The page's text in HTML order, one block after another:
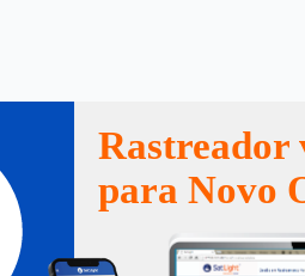
Rastreador
para Novo